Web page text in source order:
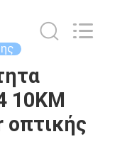
10KM
οπτικής